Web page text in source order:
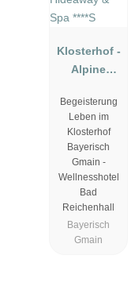
Klosterhof -
Alpine
Spa ****S
Begeisterung
Leben im
Klosterhof
Bayerisch
Gmain -
Wellnesshotel
Bad
Reichenhall
Bayerisch
Gmain